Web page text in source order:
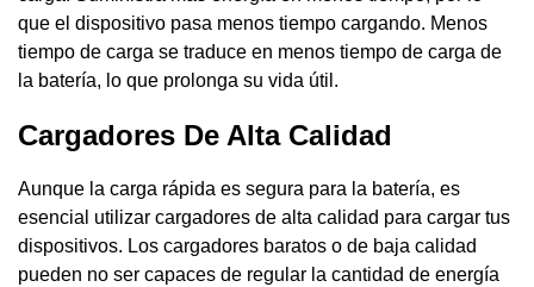
que el dispositivo pasa menos tiempo cargando. Menos
tiempo de carga se traduce en menos tiempo de carga de
la batería, lo que prolonga su vida útil.
Cargadores De Alta Calidad
Aunque la carga rápida es segura para la batería, es
esencial utilizar cargadores de alta calidad para cargar tus
dispositivos. Los cargadores baratos o de baja calidad
pueden no ser capaces de regular la cantidad de energía